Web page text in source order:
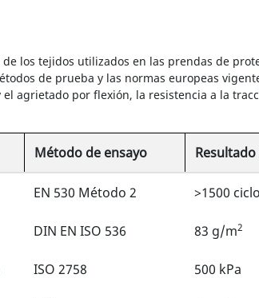
los tejidos utilizados en las prendas de
de prueba y las normas europeas
agrietado por flexión, la resistencia a la
Método de ensayo
EN 530 Método 2 >1500
DIN EN ISO 536 83 g/m2
ISO 2758 500 kPa